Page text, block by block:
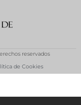
reservados
de Cookies